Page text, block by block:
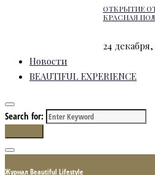
ОТКРЫТИЕ
КРАСНАЯ
24 декабря,
Новости
BEAUTIFUL EXPERIENCE
Search for:
Журнал Beautiful Lifestyle